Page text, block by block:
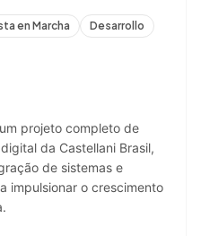
en Marcha
Desarrollo
projeto completo de
da Castellani Brasil,
de sistemas e
impulsionar o crescimento